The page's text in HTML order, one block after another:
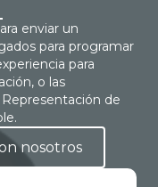
enviar un
para programar
para
o las
de
nosotros